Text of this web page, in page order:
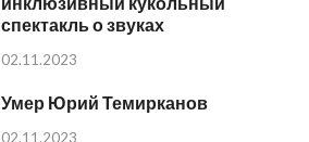
спектакль о звуках
02.11.2023
Умер Юрий Темирканов
02.11.2023